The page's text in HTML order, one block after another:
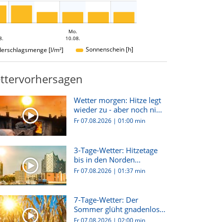
Mo.
10.08.
[l/m²] Sonnenschein [h]
Wetter morgen: Hitze legt
wieder zu - aber noch ni...
Fr 07.08.2026 |01:00 min
3-Tage-Wetter: Hitzetage
bis in den Norden
Deutsch...
Fr 07.08.2026 |01:37 min
7-Tage-Wetter: Der
Sommer glüht gnadenlos
weiter!